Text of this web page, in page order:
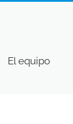
El equipo